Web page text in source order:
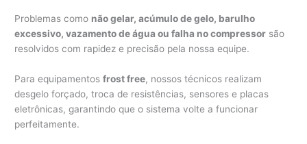
Problemas como não gelar, acúmulo de gelo, barulho
excessivo, vazamento de água ou falha no compressor são
resolvidos com rapidez e precisão pela nossa equipe.
Para equipamentosfrost free, nossos técnicos realizam
desgelo forçado, troca de resistências, sensores e placas
eletrônicas, garantindo que o sistema volte a funcionar
perfeitamente.